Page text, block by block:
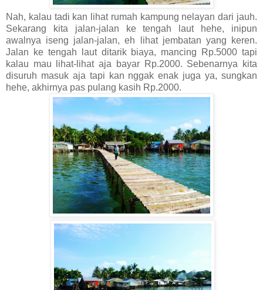
Nah, kalau tadi kan lihat rumah kampung nelayan dari jauh.
Sekarang kita jalan-jalan ke tengah laut hehe, inipun
awalnya iseng jalan-jalan, eh lihat jembatan yang keren.
Jalan ke tengah laut ditarik biaya, mancing Rp.5000 tapi
kalau mau lihat-lihat aja bayar Rp.2000. Sebenarnya kita
disuruh masuk aja tapi kan nggak enak juga ya, sungkan
hehe, akhirnya pas pulang kasih Rp.2000.